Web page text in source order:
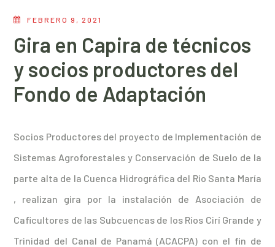
FEBRERO 9, 2021
Gira en Capira de técnicos
y socios productores del
Fondo de Adaptación
Socios Productores del proyecto de Implementación de
Sistemas Agroforestales y Conservación de Suelo de la
parte alta de la Cuenca Hidrográfica del Rio Santa María
, realizan gira por la instalación de Asociación de
Caficultores de las Subcuencas de los Ríos Cirí Grande y
Trinidad del Canal de Panamá (ACACPA) con el fin de